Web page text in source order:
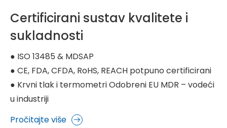
Certificirani sustav kvalitete i
sukladnosti
● ISO 13485 & MDSAP
● CE, FDA, CFDA, RoHS, REACH potpuno certificirani
● Krvni tlak i termometri Odobreni EU MDR – vodeći
u industriji
Pročitajte više